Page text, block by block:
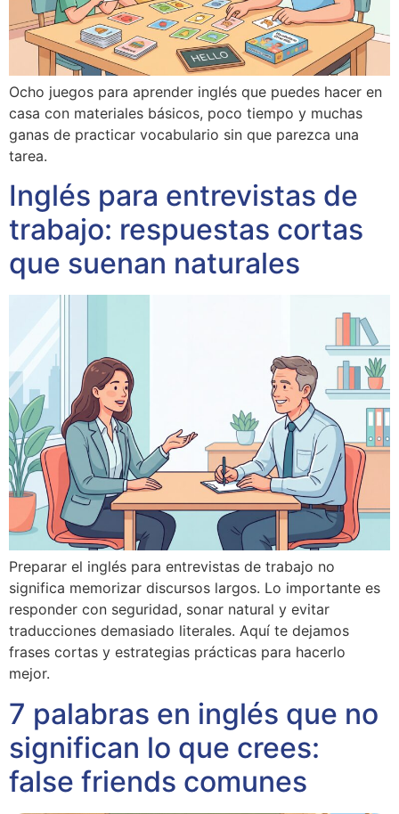
Ocho juegos para aprender inglés que puedes hacer en
casa con materiales básicos, poco tiempo y muchas
ganas de practicar vocabulario sin que parezca una
tarea.
Inglés para entrevistas de
trabajo: respuestas cortas
que suenan naturales
Preparar el inglés para entrevistas de trabajo no
significa memorizar discursos largos. Lo importante es
responder con seguridad, sonar natural y evitar
traducciones demasiado literales. Aquí te dejamos
frases cortas y estrategias prácticas para hacerlo
mejor.
7 palabras en inglés que no
significan lo que crees:
false friends comunes